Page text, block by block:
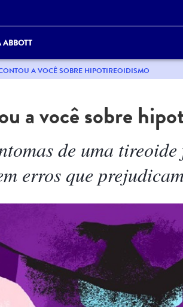
ABBOTT
A VOCÊ SOBRE HIPOTIREOIDISMO
a você sobre
de uma
erros que